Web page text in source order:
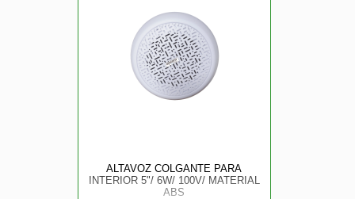
ALTAVOZ COLGANTE PARA
INTERIOR 5"/ 6W/ 100V/ MATERIAL
ABS